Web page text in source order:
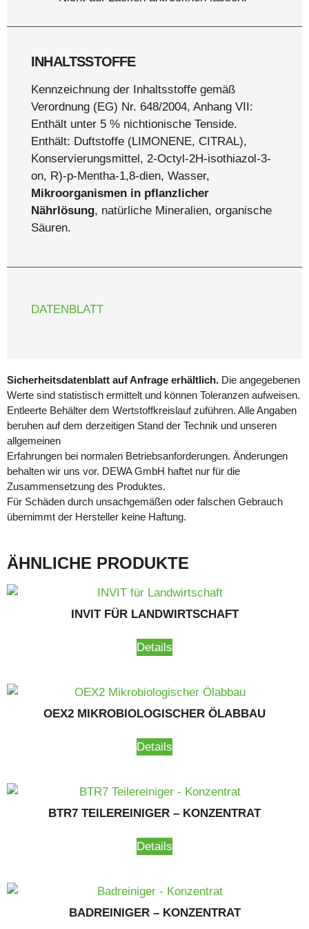
INHALTSSTOFFE
Kennzeichnung der Inhaltsstoffe gemäß
Verordnung (EG) Nr. 648/2004, Anhang VII:
Enthält unter 5 % nichtionische Tenside.
Enthält: Duftstoffe (LIMONENE, CITRAL),
Konservierungsmittel, 2-Octyl-2H-isothiazol-3-
on, R)-p-Mentha-1,8-dien, Wasser,
Mikroorganismen in pflanzlicher
Nährlösung, natürliche Mineralien, organische
Säuren.
DATENBLATT
Sicherheitsdatenblatt auf Anfrage erhältlich. Die angegebenen
Werte sind statistisch ermittelt und können Toleranzen aufweisen.
Entleerte Behälter dem Wertstoffkreislauf zuführen. Alle Angaben
beruhen auf dem derzeitigen Stand der Technik und unseren
allgemeinen
Erfahrungen bei normalen Betriebsanforderungen. Änderungen
behalten wir uns vor. DEWA GmbH haftet nur für die
Zusammensetzung des Produktes.
Für Schäden durch unsachgemäßen oder falschen Gebrauch
übernimmt der Hersteller keine Haftung.
ÄHNLICHE PRODUKTE
INVIT FÜR LANDWIRTSCHAFT
Details
OEX2 MIKROBIOLOGISCHER ÖLABBAU
Details
BTR7 TEILEREINIGER – KONZENTRAT
Details
BADREINIGER – KONZENTRAT